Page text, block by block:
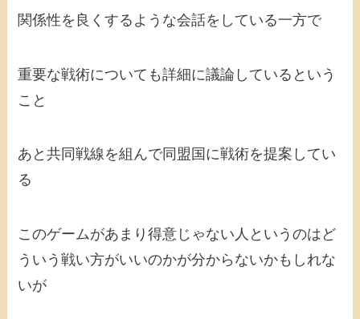
関係性を良くするような会話をしている一方で
重要な戦術についても詳細に議論しているという
こと
あと共同戦線を組んで同盟国に戦術を提案してい
る
このゲームがあまり得意じゃない人というのはど
ういう戦い方がいいのかが分からないかもしれな
いが